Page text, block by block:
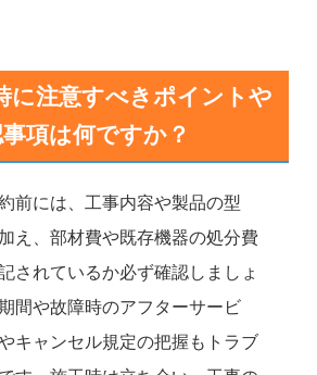
に注意すべきポイントや
項は何ですか？
前には、工事内容や製品の型
え、部材費や既存機器の処分費
されているか必ず確認しましょ
間や故障時のアフターサービ
キャンセル規定の把握もトラブ